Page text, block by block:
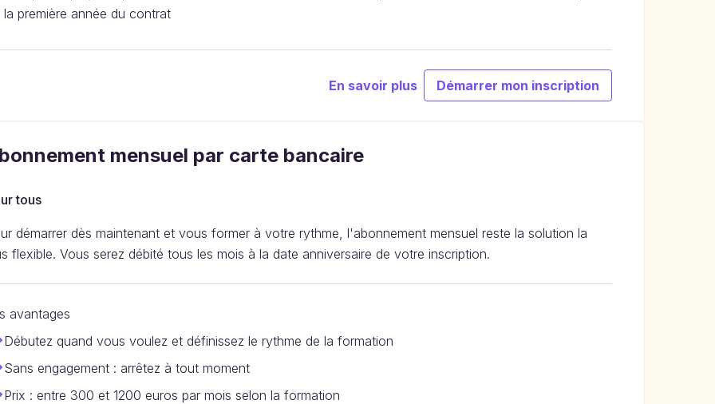
la première année du contrat
Démarrer mon inscription
En savoir plus
mensuel par carte bancaire
tous
démarrer dès maintenant et vous former à votre rythme, l'abonnement mensuel reste la solution la
flexible. Vous serez débité tous les mois à la date anniversaire de votre inscription.
avantages
Débutez quand vous voulez et définissez le rythme de la formation
Sans engagement : arrêtez à tout moment
Prix : entre 300 et 1200 euros par mois selon la formation